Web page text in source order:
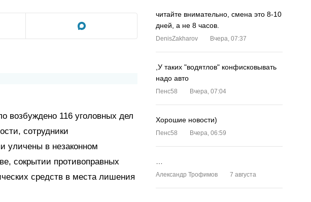
возбуждено 116 уголовных дел
сотрудники
уличены в незаконном
сокрытии противоправных
средств в места лишения
читайте внимательно, смена это 8-10
дней, а не 8 часов.
DenisZakharov Вчера, 07:37
,У таких "водятлов" конфисковывать
надо авто
Пенс58 Вчера, 07:04
Хорошие новости)
Пенс58 Вчера, 06:59
Александр Трофимов 7 августа